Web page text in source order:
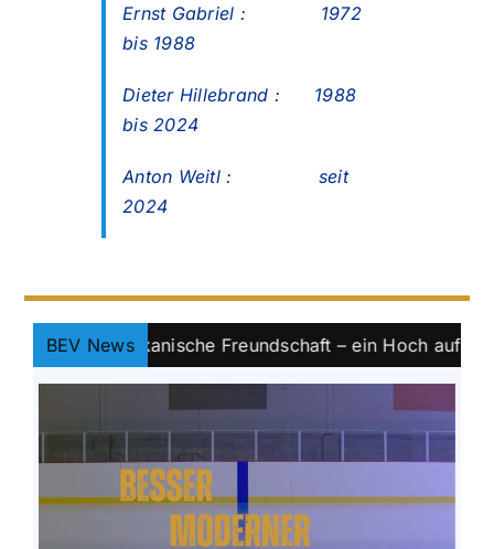
Ernst Gabriel : 1972
bis 1988
Dieter Hillebrand : 1988
bis 2024
Anton Weitl : seit
2024
BEV NewsFreundschaft – ein Hoch auf Eishockey